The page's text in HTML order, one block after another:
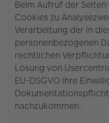
Beim Aufruf der
Cookies zu
Verarbeitung der in
personenbezogenen
rechtlichen
Lösung von
EU-DSGVO ihre
nachzukommen.